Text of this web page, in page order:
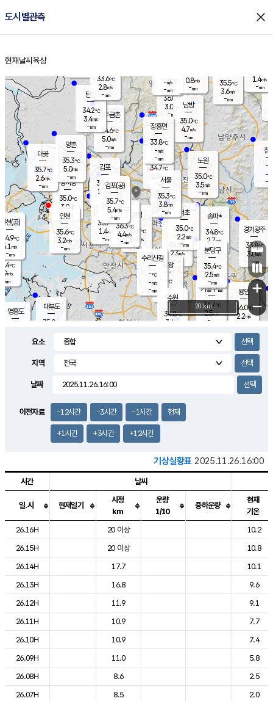
도시별관측 close
홈
현재날씨 육상
의도
℃
m/s
mm
영흥도
양주
36.0℃
3.0
-mm
과천
34.5℃
2.3m/s
- mm
용인
36.0℃
2.2m/s
경기광주
33.8℃
3.0m/s
-mm
3.2m/s
대부도
35.0
경서동
35.0℃
3.0m/s
-mm
파주금촌
34.6℃
5.0m/s
-mm
35.5℃
3.6m/s
-mm
대곶
35.7℃
2.6m/s
-mm
창
-
-m/
-
탄현
34.2℃
3.4m/s
-mm
1.4m/s
-mm
의왕
- ℃
m/s
mm
김포
34.6℃
2.3 m/s
mm
광명
35.9 ℃
2.4 m/s
-mm
부천
35.7℃
1.4m/s
-mm
양촌
35.3℃
5.0m/s
-mm
구로
36.3℃
4.4m/s
-mm
은평
34.7℃
2.8 m/s
- mm
노원
35.0℃
3.5m/s
-mm
송파*
34.8℃
2.7m/s
-mm
서초
35.0℃
2.2m/s
-mm
남방
35.0℃
4.7m/s
-mm
기흥구갈
34.7℃
2.5m/s
-
수리산길
-℃
-m/s
-mm
분당구
35.4℃
2.5m/s
-mm
장흥면
33.8℃
-m/s
-mm
-m/s
-mm
인천(공)
34.9℃
5.1 m/s
-mm
김포(공)
35.7℃
5.4m/s
-mm
수원
34.8℃
3.4 m/s
인천
35.6℃
3.2m/s
-mm
서울
35.3℃
3.8m/s
-mm
33.6℃
2.8m/s
-mm
0.8m/s
-mm
+
−
20 km
요소
지역
날짜
이전자료 -12시간 -3시간 -1시간 현재
+1시간 +3시간 +12시간
기상실황표 2025.11.26.16:00
도시별 기상실황표로 지점, 날씨, 기온, 강수, 바람, 기압등을 안내한 표입
시간 날씨
일.시 현재일기
시정
km
운량
1/10
중하운량
현재
기온
26.16H
20 이상
10.2
26.15H
20 이상
10.8
26.14H
17.7
10.1
26.13H
16.8
9.6
26.12H
11.9
9.1
26.11H
10.9
7.7
26.10H
10.9
7.4
26.09H
11.0
5.8
26.08H
8.6
2.5
26.07H
8.5
2.0